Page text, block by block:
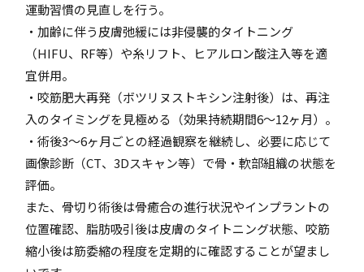
運動習慣の見直しを行う。
・加齢に伴う皮膚弛緩には非侵襲的タイトニング
（HIFU、RF等）や糸リフト、ヒアルロン酸注入等を適
宜併用。
・咬筋肥大再発（ボツリヌストキシン注射後）は、再注
入のタイミングを見極める（効果持続期間6～12ヶ月）。
・術後3～6ヶ月ごとの経過観察を継続し、必要に応じて
画像診断（CT、3Dスキャン等）で骨・軟部組織の状態を
評価。
また、骨切り術後は骨癒合の進行状況やインプラントの
位置確認、脂肪吸引後は皮膚のタイトニング状態、咬筋
縮小後は筋委縮の程度を定期的に確認することが望まし